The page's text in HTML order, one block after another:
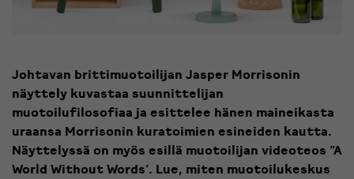
Johtavan brittimuotoilijan Jasper Morrisonin
näyttely kuvastaa suunnittelijan
muotoilufilosofiaa ja esittelee hänen maineikasta
uraansa Morrisonin kuratoimien esineiden kautta.
Näyttelyssä on myös esillä muotoilijan videoteos ”A
World Without Words’. Lue, miten muotoilukeskus